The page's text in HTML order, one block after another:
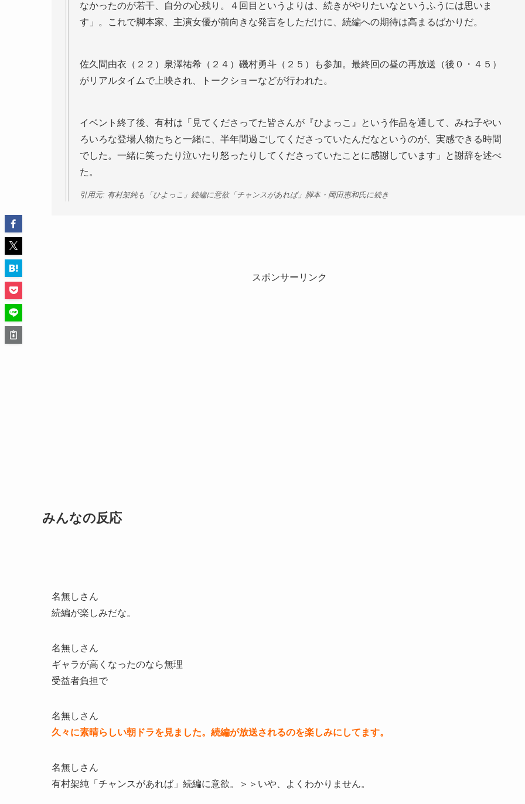
なかったのが若干、自分の心残り。４回目というよりは、続きがやりたいなというふうには思いま
す」。これで脚本家、主演女優が前向きな発言をしただけに、続編への期待は高まるばかりだ。
佐久間由衣（２２）泉澤祐希（２４）磯村勇斗（２５）も参加。最終回の昼の再放送（後０・４５）
がリアルタイムで上映され、トークショーなどが行われた。
イベント終了後、有村は「見てくださってた皆さんが『ひよっこ』という作品を通して、みね子やい
ろいろな登場人物たちと一緒に、半年間過ごしてくださっていたんだなというのが、実感できる時間
でした。一緒に笑ったり泣いたり怒ったりしてくださっていたことに感謝しています」と謝辞を述べ
た。
引用元: 有村架純も「ひよっこ」続編に意欲「チャンスがあれば」脚本・岡田惠和氏に続き
スポンサーリンク
みんなの反応
名無しさん
続編が楽しみだな。
名無しさん
ギャラが高くなったのなら無理
受益者負担で
名無しさん
久々に素晴らしい朝ドラを見ました。続編が放送されるのを楽しみにしてます。
名無しさん
有村架純「チャンスがあれば」続編に意欲。＞＞いや、よくわかりません。